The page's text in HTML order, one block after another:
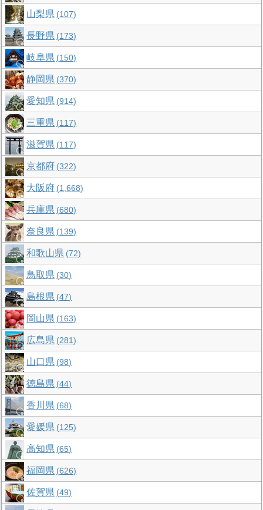
山梨県 107
長野県 173
岐阜県 150
静岡県 370
愛知県 914
三重県 117
滋賀県 117
京都府 322
大阪府 1,668
兵庫県 680
奈良県 139
和歌山県 72
鳥取県 30
島根県 47
岡山県 163
広島県 281
山口県 98
徳島県 44
香川県 68
愛媛県 125
高知県 65
福岡県 626
佐賀県 49